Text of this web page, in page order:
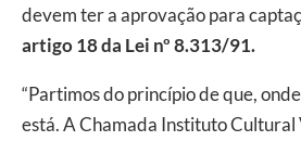
devem ter a aprovação para
artigo 18 da Lei nº 8.313/91.
“Partimos do princípio de que,
está. A Chamada Instituto